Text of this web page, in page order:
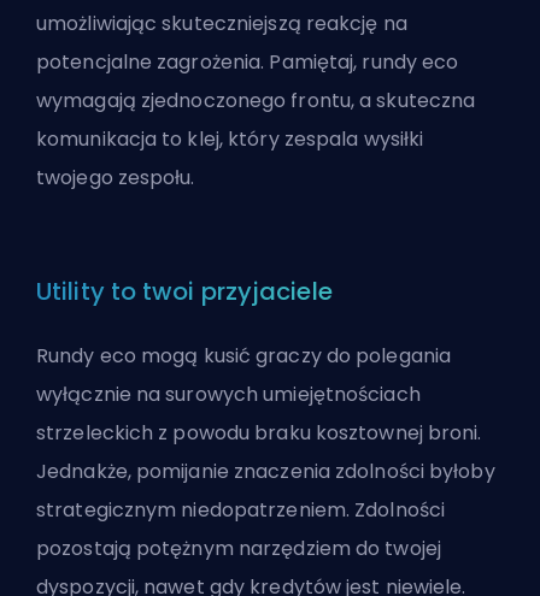
umożliwiając skuteczniejszą reakcję na
potencjalne zagrożenia. Pamiętaj, rundy eco
wymagają zjednoczonego frontu, a skuteczna
komunikacja to klej, który zespala wysiłki
twojego zespołu.
Utility to twoi przyjaciele
Rundy eco mogą kusić graczy do polegania
wyłącznie na surowych umiejętnościach
strzeleckich z powodu braku kosztownej broni.
Jednakże, pomijanie znaczenia zdolności byłoby
strategicznym niedopatrzeniem. Zdolności
pozostają potężnym narzędziem do twojej
dyspozycji, nawet gdy kredytów jest niewiele.